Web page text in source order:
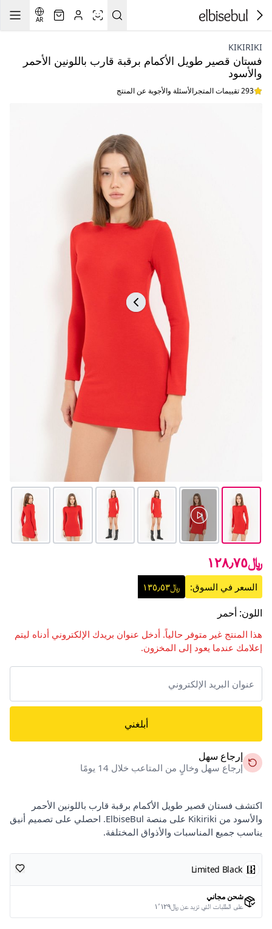
AR
KIKIRIKI
فستان قصير طويل الأكمام برقبة قارب باللونين الأحمر
والأسود
293 تقييمات المتجر الأسئلة والأجوبة عن المنتج
﷼١٢٨٫٧٥
السعر في السوق: ﷼١٣٥٫٥٣
اللون: أحمر
هذا المنتج غير متوفر حالياً. أدخل عنوان بريدك الإلكتروني أدناه ليتم
إعلامك عندما يعود إلى المخزون.
أبلغني
إرجاع سهل
إرجاع سهل وخالٍ من المتاعب خلال 14 يومًا
اكتشف فستان قصير طويل الأكمام برقبة قارب باللونين الأحمر
والأسود من Kikiriki على منصة ElbiseBul. احصلي على تصميم أنيق
يناسب جميع المناسبات والأذواق المختلفة.
Limited Black
شحن مجاني
على الطلبات التي تزيد عن ﷼١٬١٢٩